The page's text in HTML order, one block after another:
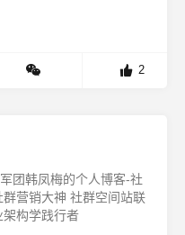
2
团韩凤梅的个人博客-社
营销大神 社群空间站联
构学践行者